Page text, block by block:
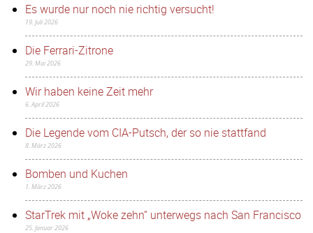
Es wurde nur noch nie richtig versucht!
19. Juli 2026
Die Ferrari-Zitrone
29. Mai 2026
Wir haben keine Zeit mehr
6. April 2026
Die Legende vom CIA-Putsch, der so nie stattfand
8. März 2026
Bomben und Kuchen
1. März 2026
StarTrek mit „Woke zehn“ unterwegs nach San Francisco
25. Januar 2026